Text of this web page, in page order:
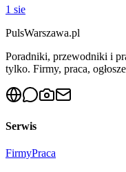
1 sie
PulsWarszawa.pl
Poradniki, przewodniki i
tylko. Firmy, praca,
Serwis
FirmyPraca